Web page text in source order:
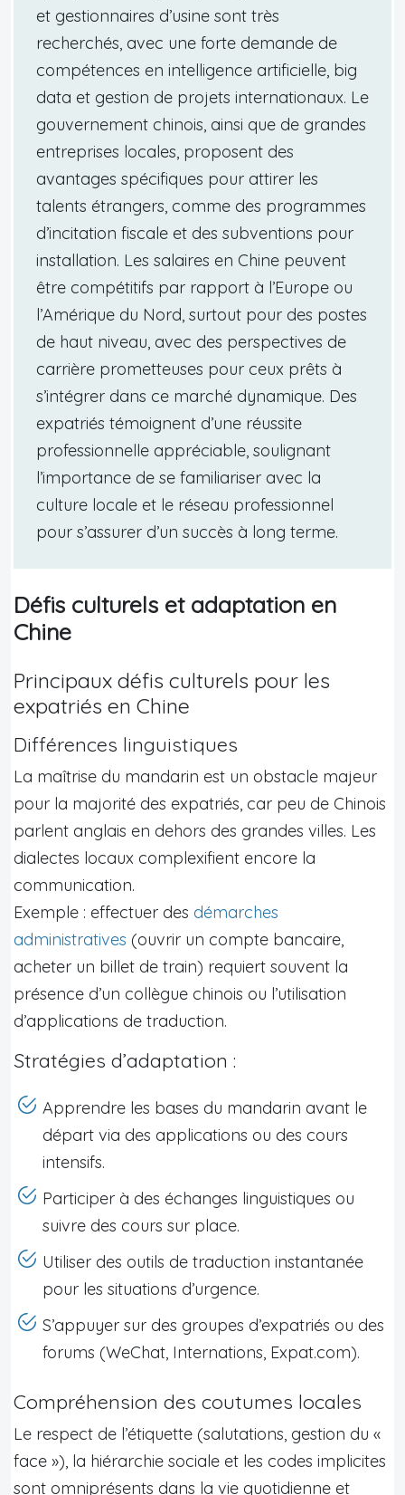
et gestionnaires d’usine sont très
recherchés, avec une forte demande de
compétences en intelligence artificielle, big
data et gestion de projets internationaux. Le
gouvernement chinois, ainsi que de grandes
entreprises locales, proposent des
avantages spécifiques pour attirer les
talents étrangers, comme des programmes
d’incitation fiscale et des subventions pour
installation. Les salaires en Chine peuvent
être compétitifs par rapport à l’Europe ou
l’Amérique du Nord, surtout pour des postes
de haut niveau, avec des perspectives de
carrière prometteuses pour ceux prêts à
s’intégrer dans ce marché dynamique. Des
expatriés témoignent d’une réussite
professionnelle appréciable, soulignant
l’importance de se familiariser avec la
culture locale et le réseau professionnel
pour s’assurer d’un succès à long terme.
Défis culturels et adaptation en
Chine
Principaux défis culturels pour les
expatriés en Chine
Différences linguistiques
La maîtrise du mandarin est un obstacle majeur
pour la majorité des expatriés, car peu de Chinois
parlent anglais en dehors des grandes villes. Les
dialectes locaux complexifient encore la
communication.
Exemple : effectuer des démarches
administratives (ouvrir un compte bancaire,
acheter un billet de train) requiert souvent la
présence d’un collègue chinois ou l’utilisation
d’applications de traduction.
Stratégies d’adaptation :
Apprendre les bases du mandarin avant le
départ via des applications ou des cours
intensifs.
Participer à des échanges linguistiques ou
suivre des cours sur place.
Utiliser des outils de traduction instantanée
pour les situations d’urgence.
S’appuyer sur des groupes d’expatriés ou des
forums (WeChat, Internations, Expat.com).
Compréhension des coutumes locales
Le respect de l’étiquette (salutations, gestion du «
face »), la hiérarchie sociale et les codes implicites
sont omniprésents dans la vie quotidienne et